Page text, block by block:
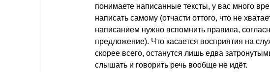
понимаете написанные тексты, у вас много
написать самому (отчасти оттого, что не
написанием нужно вспомнить правила,
предложение). Что касается восприятия на
скорее всего, останутся лишь едва
слышать и говорить речь вообще не идёт.